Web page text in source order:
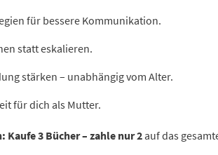
für bessere Kommunikation.
statt eskalieren.
stärken – unabhängig vom Alter.
für dich als Mutter.
Kaufe 3 Bücher – zahle nur 2auf das